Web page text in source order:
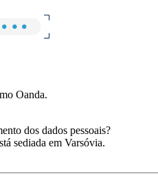
Oanda.
dos dados pessoais?
sediada em Varsóvia.